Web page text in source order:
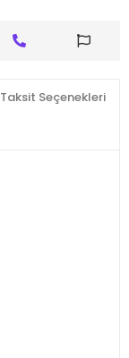
Taksit Seçenekleri